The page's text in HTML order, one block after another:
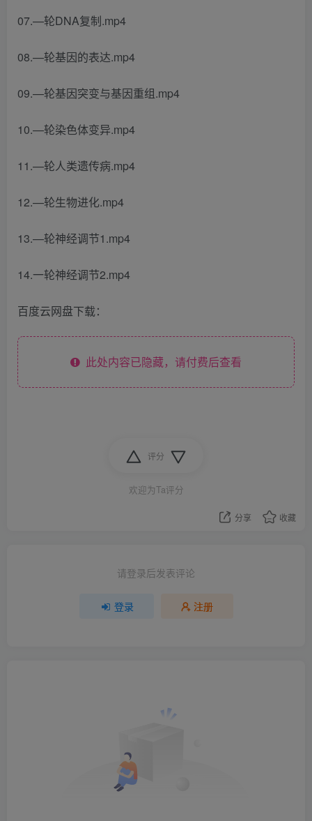
07.—轮DNA复制.mp4
08.—轮基因的表达.mp4
09.—轮基因突变与基因重组.mp4
10.—轮染色体变异.mp4
11.—轮人类遗传病.mp4
12.—轮生物进化.mp4
13.—轮神经调节1.mp4
14.一轮神经调节2.mp4
百度云网盘下载：
此处内容已隐藏，请付费后查看
评分
欢迎为Ta评分
分享 收藏
请登录后发表评论
登录 注册